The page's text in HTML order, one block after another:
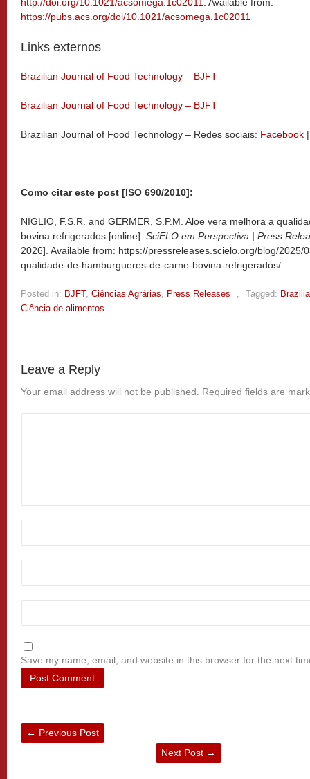
https://pubs.acs.org/doi/10.1021/acsomega.1c02011
Links externos
Brazilian Journal of Food Technology – BJFT
Brazilian Journal of Food Technology – BJFT
Brazilian Journal of Food Technology – Redes sociais: Facebook |
Como citar este post [ISO 690/2010]:
NIGLIO, F.S.R. and GERMER, S.P.M. Aloe vera melhora a
bovina refrigerados [online]. SciELO em Perspectiva | Press
2026]. Available from: https://pressreleases.scielo.org/blog/2025/
qualidade-de-hamburgueres-de-carne-bovina-refrigerados/
Posted in: BJFT, Ciências Agrárias Press Releases Tagged:
Ciência de alimentos
Leave a Reply
Your email address will not be published. Required fields are
Save my name, email, and website in this browser for the next
← Previous Post
Next Post →